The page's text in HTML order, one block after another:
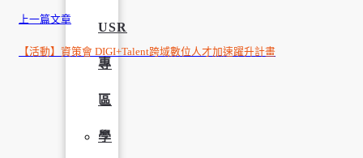
USR
專
區
學
上一篇文章
【活動】資策會 DIGI+Talent跨域數位人才加速躍升計畫